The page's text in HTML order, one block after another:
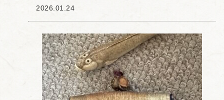
ゅう）をお譲りいただきました。 国璽と
あたる「鈕」...
2026.01.24